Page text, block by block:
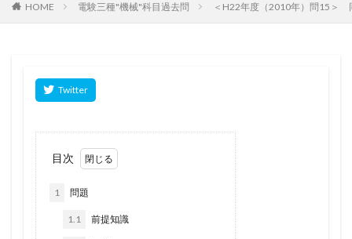
HOME 電験三種"機械"科目過去問 ＜H22年度（2010年）問15＞
目次
1 問題
1.1 前提知識